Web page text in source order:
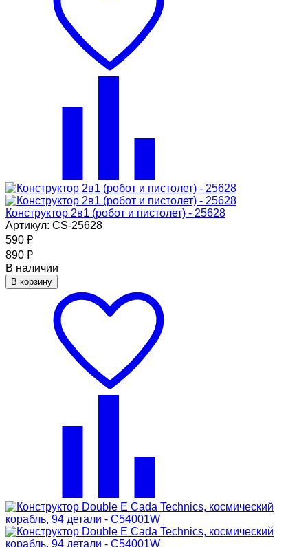
Конструктор 2в1 (робот и пистолет) - 25628
Артикул: CS-25628
590 ₽
890 ₽
В наличии
В корзину